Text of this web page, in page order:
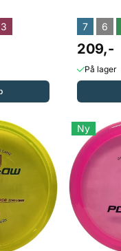
3 7 6
209,-
På lager
Ny